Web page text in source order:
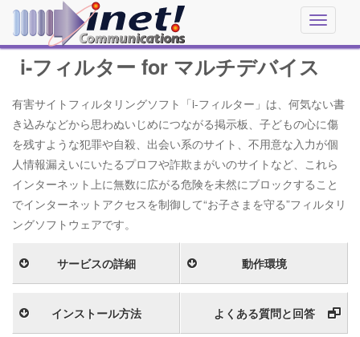
Toggle
i-フィルター for マルチデバイス
有害サイトフィルタリングソフト「i-フィルター」は、何気ない書
き込みなどから思わぬいじめにつながる掲示板、子どもの心に傷
を残すような犯罪や自殺、出会い系のサイト、不用意な入力が個
人情報漏えいにいたるプロフや詐欺まがいのサイトなど、これら
インターネット上に無数に広がる危険を未然にブロックすること
でインターネットアクセスを制御して“お子さまを守る”フィルタリ
ングソフトウェアです。
サービスの詳細 動作環境
インストール方法 よくある質問と回答